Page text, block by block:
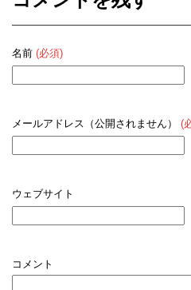
名前 (必須)
メールアドレス（公開されません） (
ウェブサイト
コメント